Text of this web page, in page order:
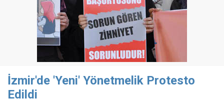
İzmir'de 'Yeni' Yönetmelik Protesto
Edildi